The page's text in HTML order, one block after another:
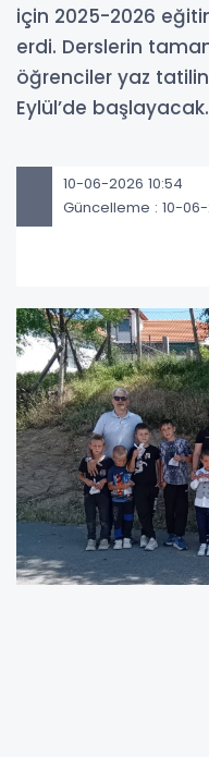
için 2025-2026
erdi. Derslerin
öğrenciler yaz
Eylül’de başlayacak.
10-06-2026 10:54
Güncelleme : 10-06-